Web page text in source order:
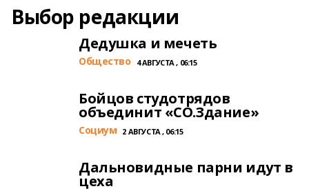
Выбор редакции
Дедушка и мечеть
Общество 4 АВГУСТА , 06:15
Бойцов студотрядов
объединит «СО.Здание»
Cоциум 2 АВГУСТА , 06:15
Дальновидные парни идут в
цеха